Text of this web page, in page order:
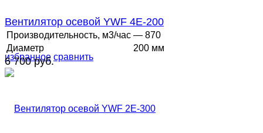
избранное сравнить
Вентилятор осевой YWF 4E-200
Производительность, м3/час — 870
Диаметр
200 мм
6 700 руб.